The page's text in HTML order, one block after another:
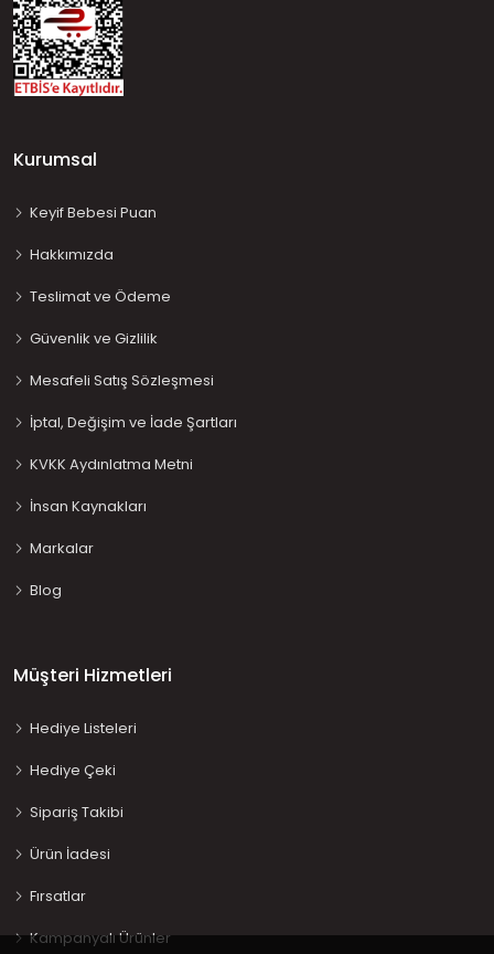
Kurumsal
Keyif Bebesi Puan
Hakkımızda
Teslimat ve Ödeme
Güvenlik ve Gizlilik
Mesafeli Satış Sözleşmesi
İptal, Değişim ve İade Şartları
KVKK Aydınlatma Metni
İnsan Kaynakları
Markalar
Blog
Müşteri Hizmetleri
Hediye Listeleri
Hediye Çeki
Sipariş Takibi
Ürün İadesi
Fırsatlar
Kampanyalı Ürünler